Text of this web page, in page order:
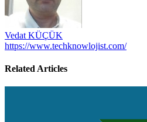
Vedat KÜÇÜK
https://www.techknowlojist.com/
Related Articles